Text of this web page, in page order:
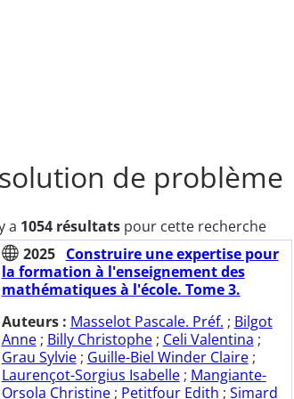
de problème
a 1054 résultatspour cette recherche
2025
Construire une expertise pour
la formation à l'enseignement des
mathématiques à l'école. Tome 3.
Auteurs : Masselot Pascale. Préf. ; Bilgot
Anne; Billy Christophe; Celi Valentina ;
Grau Sylvie; Guille-Biel Winder Claire;
Laurençot-Sorgius Isabelle; Mangiante-
Orsola Christine; Petitfour Edith ; Simard